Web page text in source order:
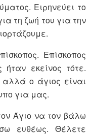
Ειρηνεύει το
τη ζωή του για την
Επίσκοπος
εκείνος τότε.
ο άγιος είναι
για μας.
Άγιο να τον βάλω
ευθέως. Θέλετε